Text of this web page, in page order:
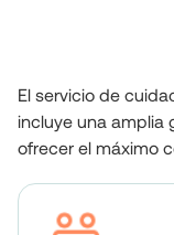
El servicio de
incluye una amplia
ofrecer el máximo